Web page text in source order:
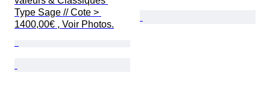
Type Sage // Cote >
1400,00€ , Voir Photos.